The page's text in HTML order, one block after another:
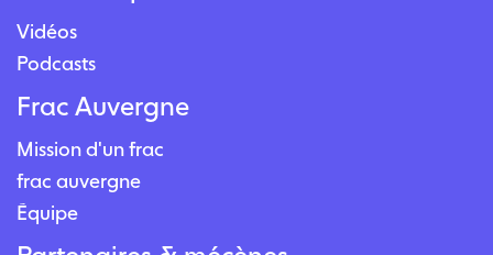
Vidéos
Podcasts
Frac Auvergne
Mission d'un frac
frac auvergne
Équipe